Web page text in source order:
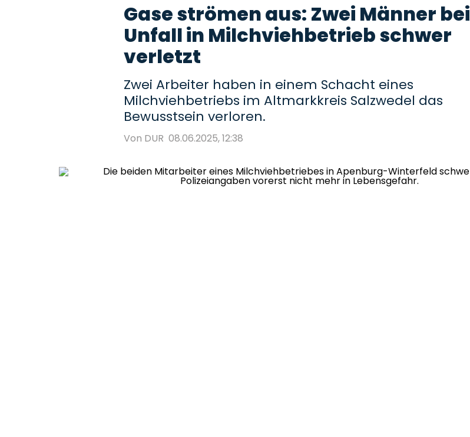
Gase strömen aus: Zwei Männer bei
Unfall in Milchviehbetrieb schwer
verletzt
Zwei Arbeiter haben in einem Schacht eines
Milchviehbetriebs im Altmarkkreis Salzwedel das
Bewusstsein verloren.
Von DUR 08.06.2025, 12:38